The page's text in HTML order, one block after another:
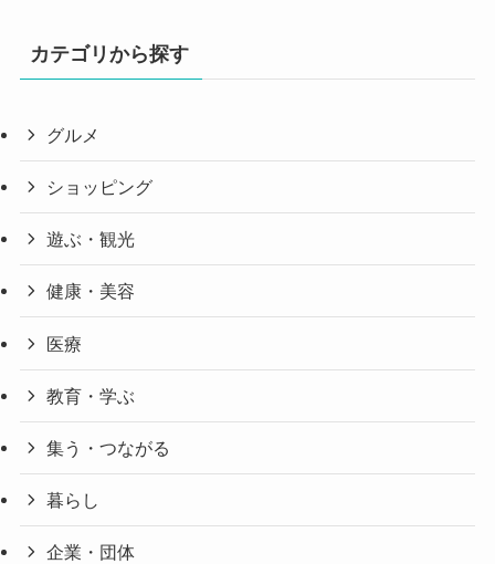
カテゴリから探す
グルメ
ショッピング
遊ぶ・観光
健康・美容
医療
教育・学ぶ
集う・つながる
暮らし
企業・団体